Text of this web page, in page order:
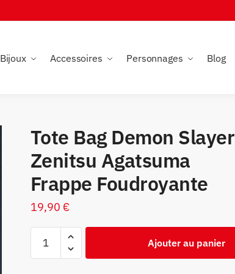
Bijoux Accessoires Personnages Blog
Tote Bag Demon Slayer
Zenitsu Agatsuma
Frappe Foudroyante
19,90 €
Ajouter au panier